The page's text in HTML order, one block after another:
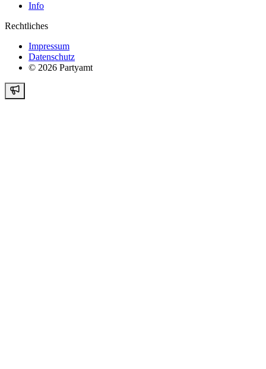
Info
Rechtliches
Impressum
Datenschutz
© 2026 Partyamt